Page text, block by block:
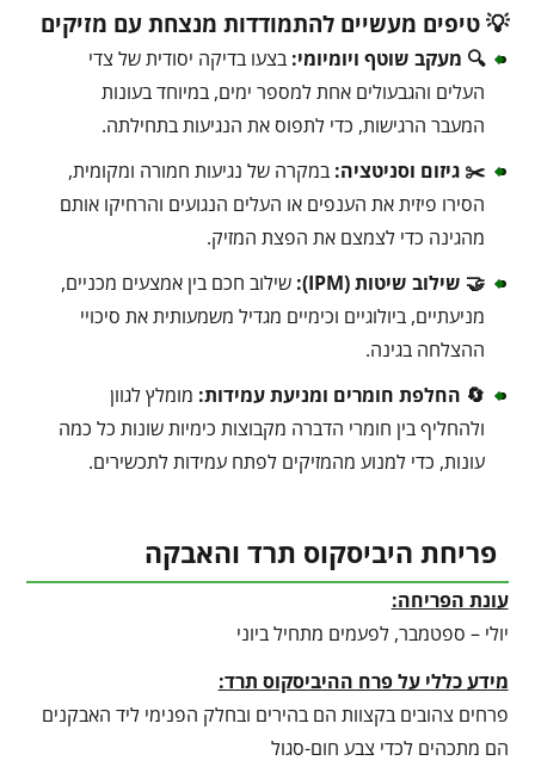
💡 טיפים מעשיים להתמודדות מנצחת עם מזיקים
🔍 מעקב שוטף ויומיומי: בצעו בדיקה יסודית של צדי
העלים והגבעולים אחת למספר ימים, במיוחד בעונות
המעבר הרגישות, כדי לתפוס את הנגיעות בתחילתה.
✂️ גיזום וסניטציה: במקרה של נגיעות חמורה ומקומית,
הסירו פיזית את הענפים או העלים הנגועים והרחיקו אותם
מהגינה כדי לצמצם את הפצת המזיק.
🤝 שילוב שיטות (IPM):
שילוב חכם בין אמצעים מכניים,
מניעתיים, ביולוגיים וכימיים מגדיל משמעותית את סיכויי
ההצלחה בגינה.
🔄 החלפת חומרים ומניעת עמידות: מומלץ לגוון
ולהחליף בין חומרי הדברה מקבוצות כימיות שונות כל כמה
עונות, כדי למנוע מהמזיקים לפתח עמידות לתכשירים.
פריחת היביסקוס תרד והאבקה
עונת הפריחה:
יולי – ספטמבר, לפעמים מתחיל ביוני
מידע כללי על פרח ההיביסקוס תרד:
פרחים צהובים בקצוות הם בהירים ובחלק הפנימי ליד האבקנים
הם מתכהים לכדי צבע חום-סגול